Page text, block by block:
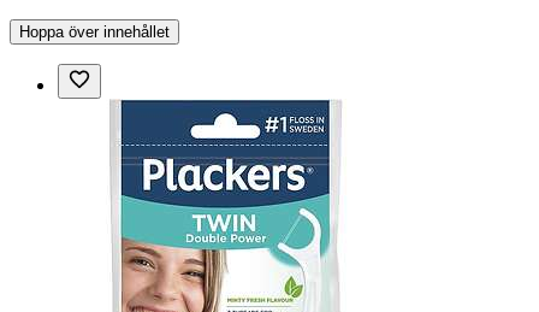
Hoppa över innehållet